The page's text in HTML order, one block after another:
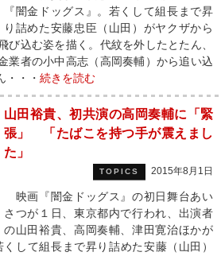
『闇金ドッグス』。若くして組長まで昇
り詰めた安藤忠臣（山田）がヤクザから
び込む姿を描く。代紋を外したとたん、
業者の小中高志（高岡奏輔）から追い込
・・・ 続きを読む
山田裕貴、初共演の高岡奏輔に「緊
張」 「たばこを持つ手が震えまし
た」
TOPICS 2015年8月1日
映画『闇金ドッグス』の初日舞台あい
さつが１日、東京都内で行われ、出演者
の山田裕貴、高岡奏輔、津田寛治ほかが
して組長まで昇り詰めた安藤（山田）